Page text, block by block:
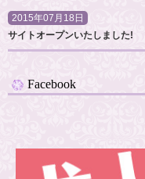
2015年07月18日
サイトオープンいたしました!
Facebook